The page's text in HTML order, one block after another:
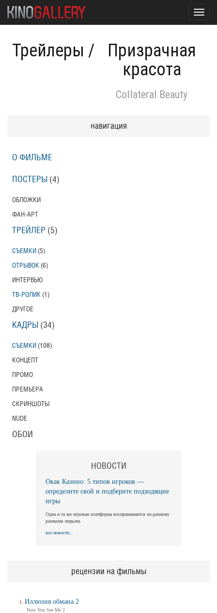
Трейлеры /
Призрачная
красота
Collateral Beauty
навигация
О ФИЛЬМЕ
ПОСТЕРЫ (4)
ОБЛОЖКИ
ФАН-АРТ
ТРЕЙЛЕР (5)
СЪЕМКИ (5)
ОТРЫВОК (6)
ИНТЕРВЬЮ
ТВ-РОЛИК (1)
ДРУГОЕ
КАДРЫ (34)
СЪЕМКИ (108)
КОНЦЕПТ
ПРОМО
ПРЕМЬЕРА
СКРИНШОТЫ
NUDE
ОБОИ
НОВОСТИ
Окак Казино: 5 типов игроков —
определите свой и подберите подходящие
игры
Одна и та же игровая платформа воспринимается по-разному
разными людьми.
все новости...
рецензии на фильмы
Иллюзия обмана 2
Now You See Me 2